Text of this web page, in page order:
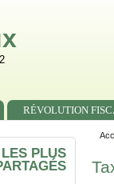
RÉVOLUTION
PLUS